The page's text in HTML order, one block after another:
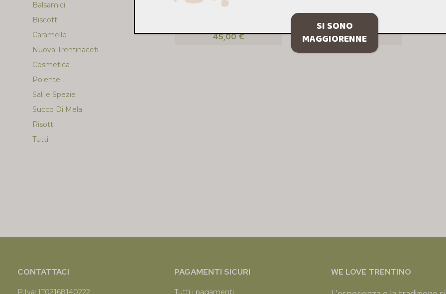
Balsamici
Biscotti
Caramelle
Nuova Trentinaceti
Cosmetica
Polente
Sali e Spezie
Succo Di Mela
Risotti
Tutti
45,00€
TRENTIN GIN 200 ML
18,90€
CONTATTACI
P.Iva: IT02168140222
PAGAMENTI SICURI
Tutti i pagamenti
WE LOVE TRENTINO
SI SONO
MAGGIORENNE